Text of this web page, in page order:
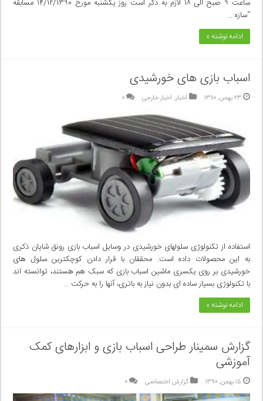
ساعت ۹ صبح الی ۱۸ لازم به ذکر است روز یکشنبه مورخ ۱۴/۱۲/۱۳۹۰ مسابقه
“سازه …
ادامه نوشته »
اسباب بازی های خورشیدی
۲۳ بهمن, ۱۳۹۰ اخبار, اخبار خارجی ۰
استفاده از تکنولوژی سلولهای خورشیدی در وسایل اسباب بازی رونق شایان ذکری
به این محصولات داده است. محققان با قرار دادن کوچکترین سلول های
خورشیدی بر روی یکسری ماشین اسباب بازی که سبک هم هستند، توانسته اند
با تکنولوژی بسیار ساده ای بدون نیاز به باتری، آنها را به حرکت …
ادامه نوشته »
گزارش سمینار طراحی اسباب بازی و ابزارهای کمک
آموزشی
۱۵ بهمن, ۱۳۹۰ گزارش اختصاصی ۰